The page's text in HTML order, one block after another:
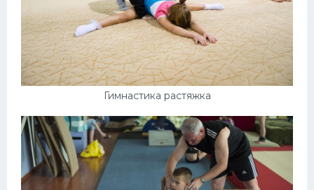
Гимнастика растяжка